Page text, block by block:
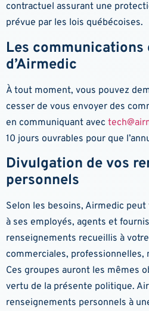
contractuel assurant une
prévue par les lois québécoises.
Les communications
d’Airmedic
À tout moment, vous pouvez
cesser de vous envoyer des
en communiquant avec
10 jours ouvrables pour que
Divulgation de vos
personnels
Selon les besoins, Airmedic
à ses employés, agents et
renseignements recueillis à
commerciales, professionnelles,
Ces groupes auront les mêmes
vertu de la présente politique.
renseignements personnels à